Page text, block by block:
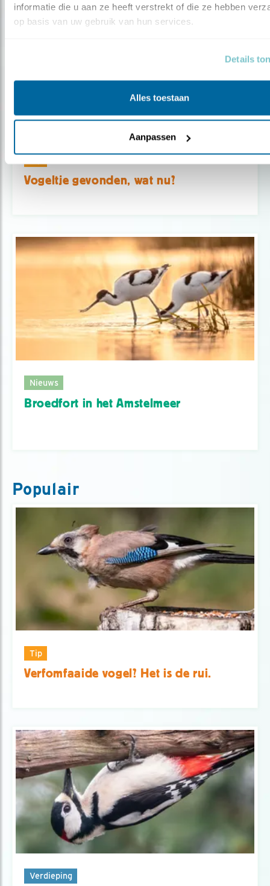
informatie die u aan ze heeft verstrekt of die ze hebben
op basis van uw gebruik van hun services.
Details
Alles toestaan
Aanpassen
Vogeltje gevonden, wat nu?
Nieuws
Broedfort in het Amstelmeer
Populair
Tip
Verfomfaaide vogel? Het is de rui.
Verdieping